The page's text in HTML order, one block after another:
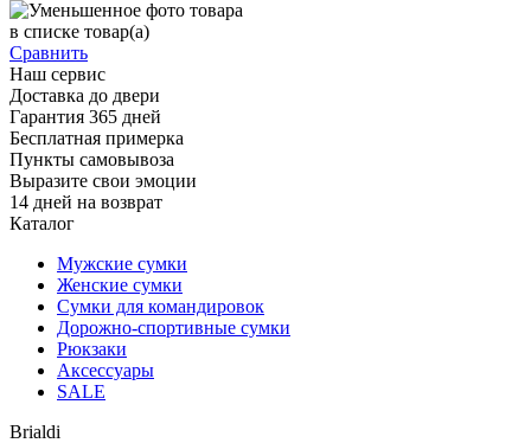
в списке товар(а)
Сравнить
Наш сервис
Доставка до двери
Гарантия 365 дней
Бесплатная примерка
Пункты самовывоза
Выразите свои эмоции
14 дней на возврат
Каталог
Мужские сумки
Женские сумки
Сумки для командировок
Дорожно-спортивные сумки
Рюкзаки
Аксессуары
SALE
Brialdi